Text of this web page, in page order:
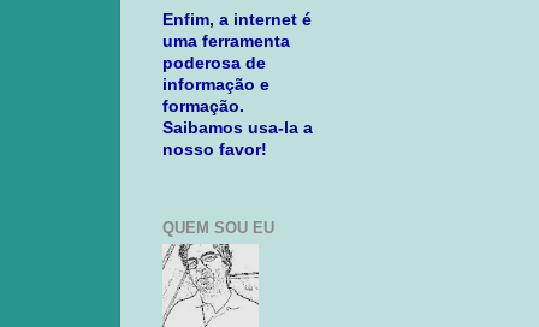
Enfim, a internet é
uma ferramenta
poderosa de
informação e
formação.
Saibamos usa-la a
nosso favor!
QUEM SOU EU